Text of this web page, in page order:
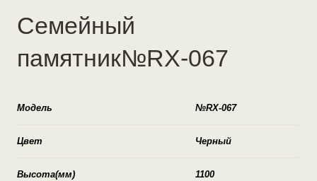
Семейный
памятник№RX-067
Модель №RX-067
Цвет Черный
Высота(мм) 1100